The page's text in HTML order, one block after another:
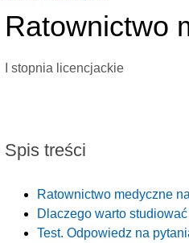
Ratownictwo
I stopnia licencjackie
Spis treści
Ratownictwo medyczne
Dlaczego warto
Test. Odpowiedz na